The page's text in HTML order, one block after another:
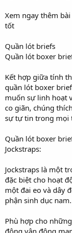
Xem ngay thêm
tốt
Quần lót briefs
Quần lót boxer
Kết hợp giữa tính
quần lót boxer
muốn sự linh hoạt
co giãn, chúng
sự tự tin trong mọi
Quần lót boxer
Jockstraps:
Jockstraps là một
đặc biệt cho hoạt
một đai eo và dây
phận sinh dục nam.
Phù hợp cho
động vận động